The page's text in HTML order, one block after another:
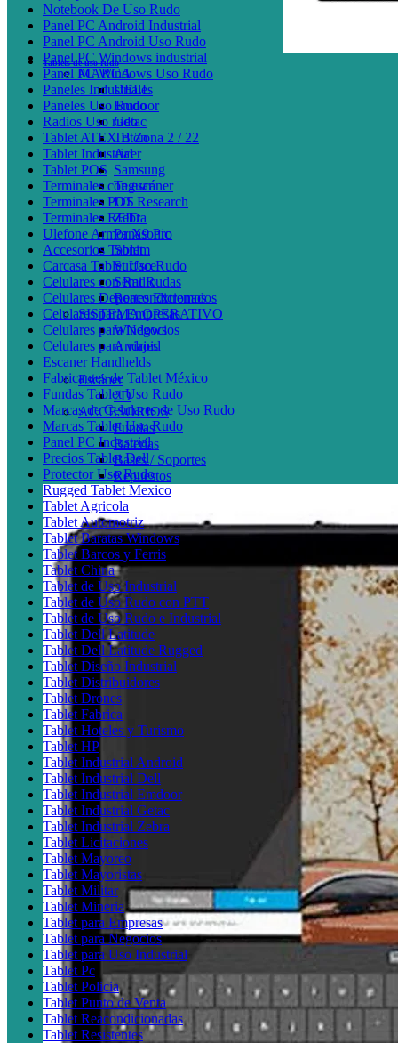
Tablets de uso rudo
MARCA
DELL
Emdoor
Getac
Triton
Acer
Samsung
Teguar
DT Research
Zebra
Panasonic
Sonim
Surface
Semi Rudas
Reacondicionados
SISTEMA OPERATIVO
Windows
Android
Escáner
2D
ACCESORIOS
Fundas
Baterías
Bases / Soportes
Repuestos
Notebook De Uso Rudo
Panel PC Android Industrial
Panel PC Android Uso Rudo
Panel PC Windows industrial
Panel PC Windows Uso Rudo
Paneles Industriales
Paneles Uso Rudo
Radios Uso rudo
Tablet ATEX B Zona 2 / 22
Tablet Industrial
Tablet POS
Terminales con escáner
Terminales POS
Terminales RFID
Ulefone Armor X9 Pro
Accesorios Tablet
Carcasa Tablet Uso Rudo
Celulares con Radio
Celulares Deportes Extremos
Celulares para Empresas
Celulares para Negocios
Celulares para viajes
Escaner Handhelds
Fabricantes de Tablet México
Fundas Tablet Uso Rudo
Marcas de Celulares de Uso Rudo
Marcas Tablet Uso Rudo
Panel PC Industrial
Precios Tablet Dell
Protector Uso Rudo
Rugged Tablet Mexico
Tablet Agricola
Tablet Automotriz
Tablet Baratas Windows
Tablet Barcos y Ferris
Tablet China
Tablet de Uso Industrial
Tablet de Uso Rudo con PTT
Tablet de Uso Rudo e Industrial
Tablet Dell Latitude
Tablet Dell Latitude Rugged
Tablet Diseño Industrial
Tablet Distribuidores
Tablet Drones
Tablet Fabrica
Tablet Hoteles y Turismo
Tablet HP
Tablet Industrial Android
Tablet Industrial Dell
Tablet Industrial Emdoor
Tablet Industrial Getac
Tablet Industrial Zebra
Tablet Licitaciones
Tablet Mayoreo
Tablet Mayoristas
Tablet Militar
Tablet Mineria
Tablet para Empresas
Tablet para Negocios
Tablet para Uso Industrial
Tablet Pc
Tablet Policia
Tablet Punto de Venta
Tablet Reacondicionadas
Tablet Resistentes